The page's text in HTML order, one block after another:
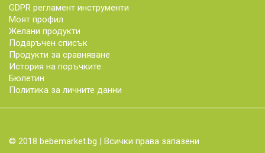
GDPR регламент инструменти
Моят профил
Желани продукти
Подаръчен списък
Продукти за сравняване
История на поръчките
Бюлетин
Политика за личните данни
© 2018 bebemarket.bg | Всички права запазени